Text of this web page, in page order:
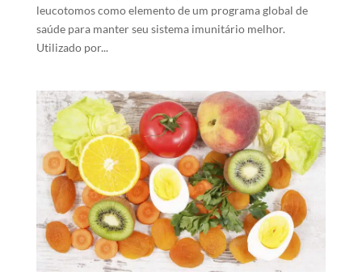
leucotomos como elemento de um programa global de
saúde para manter seu sistema imunitário melhor.
Utilizado por...